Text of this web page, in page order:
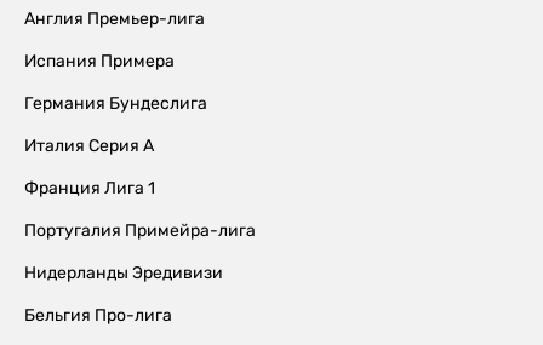
Англия Премьер-лига
Испания Примера
Германия Бундеслига
Италия Серия А
Франция Лига 1
Португалия Примейра-лига
Нидерланды Эредивизи
Бельгия Про-лига